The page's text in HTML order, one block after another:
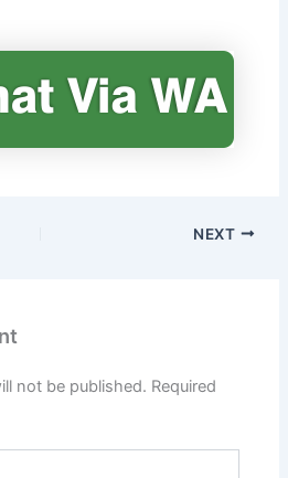
NEXT
not be published. Required